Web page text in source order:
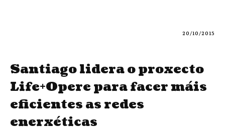
20/10/2015
Santiago lidera o proxecto
Life+Opere para facer máis
eficientes as redes
enerxéticas